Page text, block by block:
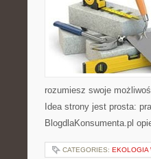
rozumiesz swoje
Idea strony jest prosta:
BlogdlaKonsumenta.pl
CATEGORIES: EKOLOGIA